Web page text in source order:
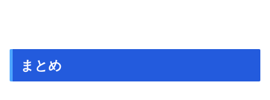
まとめ